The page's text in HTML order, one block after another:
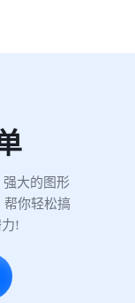
强大的图形
帮你轻松搞
!